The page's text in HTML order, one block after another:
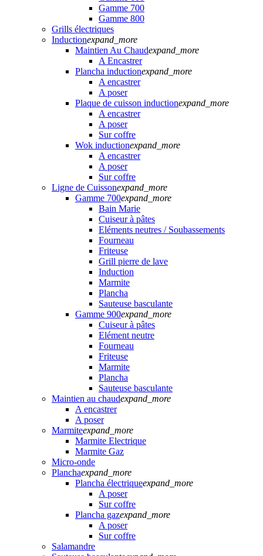
Gamme 700
Gamme 800
Grills électriques
Inductionexpand_more
Maintien Au Chaudexpand_more
A Encastrer
Plancha inductionexpand_more
A encastrer
A poser
Plaque de cuisson inductionexpand_more
A encastrer
A poser
Sur coffre
Wok inductionexpand_more
A encastrer
A poser
Sur coffre
Ligne de Cuissonexpand_more
Gamme 700expand_more
Bain Marie
Cuiseur à pâtes
Eléments neutres / Soubassements
Fourneau
Friteuse
Grill pierre de lave
Induction
Marmite
Plancha
Sauteuse basculante
Gamme 900expand_more
Cuiseur à pâtes
Elément neutre
Fourneau
Friteuse
Marmite
Plancha
Sauteuse basculante
Maintien au chaudexpand_more
A encastrer
A poser
Marmiteexpand_more
Marmite Electrique
Marmite Gaz
Micro-onde
Planchaexpand_more
Plancha électriqueexpand_more
A poser
Sur coffre
Plancha gazexpand_more
A poser
Sur coffre
Salamandre